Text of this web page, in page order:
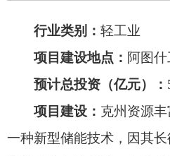
深度充放电的特性，在电力调峰
及微电网等领域展现出巨大的应
前正在进行或已投产的全钒液流
的利润空间和行业产值增长迅速